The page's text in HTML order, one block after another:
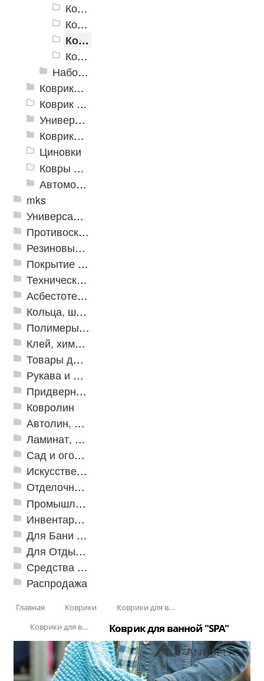
Коврик Microfiber
Коврик Super Shaggy
Коврик для ванной "SPA"
Коврики для ванных комнат Varo
Набор ковриков
Коврики и дорожки пористые (Лапша)
Коврик флокированный
Универсальные коврики
Коврики хлопковые
Циновки
Ковры для детской
Автомобильные коврики
mks
Универсальные модульные покрытия
Противоскользящая защита для лестниц, профили, ленты
Резиновые и ПВХ дорожки
Покрытие из резиновой крошки
Техническая резина
Асбестотехнические и теплоизоляционные материалы
Кольца, шайбы, манжеты
Полимеры и пластики
Клей, химия, сопутствующие товары
Товары для дома
Рукава и шланги промышленные
Придверные решетки
Ковролин
Автолин, Транслин, Линолеум
Ламинат, Кварцвиниловая плитка SPC
Сад и огород
Искусственная трава
Отделочные профили
Промышленный текстиль
Инвентарь для клининга
Для Бани и Сауны
Для Отдыха и Пикника
Средства от насекомых и садовых вредителей
Распродажа
Главная Коврики
Коврики для ванн
Коврики для ванной
Коврик для ванной "SPA"